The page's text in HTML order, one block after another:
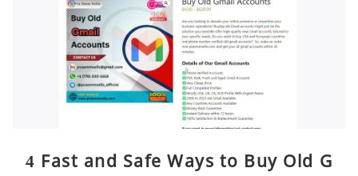
4 Fast and Safe Ways to Buy Old G